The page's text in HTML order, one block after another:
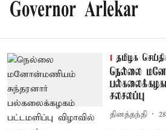
Governor Arlekar
தமிழக
நெல்லை
சலசலப்பு
தினத்தந்தி